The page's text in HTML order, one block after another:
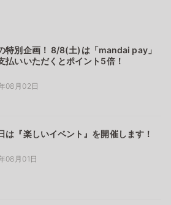
特別企画！ 8/8(土)は「mandai pay」
払いいただくとポイント5倍！
08月02日
は『楽しいイベント』を開催します！
08月01日